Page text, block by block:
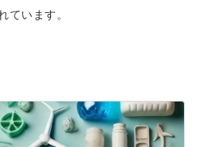
ています。